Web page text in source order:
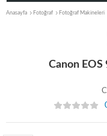
Anasayfa Fotoğraf Fotoğraf Makineleri
Canon